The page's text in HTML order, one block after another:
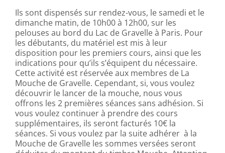
Ils sont dispensés sur rendez-vous, le samedi et le
dimanche matin, de 10h00 à 12h00, sur les
pelouses au bord du Lac de Gravelle à Paris. Pour
les débutants, du matériel est mis à leur
disposition pour les premiers cours, ainsi que les
indications pour qu’ils s’équipent du nécessaire.
Cette activité est réservée aux membres de La
Mouche de Gravelle. Cependant, si, vous voulez
découvrir le lancer de la mouche, nous vous
offrons les 2 premières séances sans adhésion. Si
vous voulez continuer à prendre des cours
supplémentaires, ils seront facturés 10€ la
séances. Si vous voulez par la suite adhérer à la
Mouche de Gravelle les sommes versées seront